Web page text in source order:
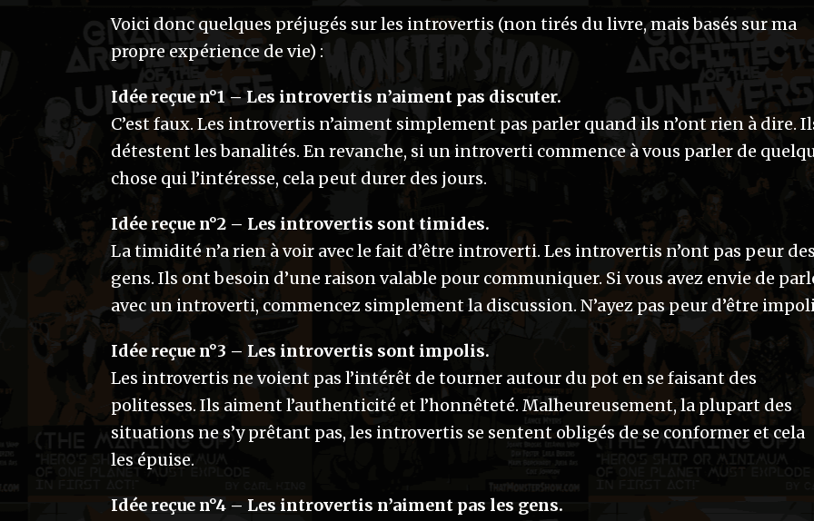
Voici donc quelques préjugés sur les introvertis (non tirés du livre, mais basés sur ma
propre expérience de vie) :
Idée reçue n°1 – Les introvertis n’aiment pas discuter.
C’est faux. Les introvertis n’aiment simplement pas parler quand ils n’ont rien à dire.
détestent les banalités. En revanche, si un introverti commence à vous parler de
chose qui l’intéresse, cela peut durer des jours.
Idée reçue n°2 – Les introvertis sont timides.
La timidité n’a rien à voir avec le fait d’être introverti. Les introvertis n’ont pas peur
gens. Ils ont besoin d’une raison valable pour communiquer. Si vous avez envie de
avec un introverti, commencez simplement la discussion. N’ayez pas peur d’être
Idée reçue n°3 – Les introvertis sont impolis.
Les introvertis ne voient pas l’intérêt de tourner autour du pot en se faisant des
politesses. Ils aiment l’authenticité et l’honnêteté. Malheureusement, la plupart des
situations ne s’y prêtant pas, les introvertis se sentent obligés de se conformer et cela
les épuise.
Idée reçue n°4 – Les introvertis n’aiment pas les gens.